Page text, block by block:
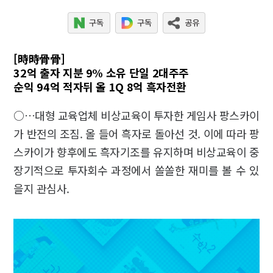
[時時骨骨]
32억 출자 지분 9% 소유 단일 2대주주
순익 94억 적자뒤 올 1Q 8억 흑자전환
○…대형 교육업체 비상교육이 투자한 게임사 팡스카이
가 반전의 조짐. 올 들어 흑자로 돌아선 것. 이에 따라 팡
스카이가 향후에도 흑자기조를 유지하며 비상교육이 중
장기적으로 투자회수 과정에서 쏠쏠한 재미를 볼 수 있
을지 관심사.